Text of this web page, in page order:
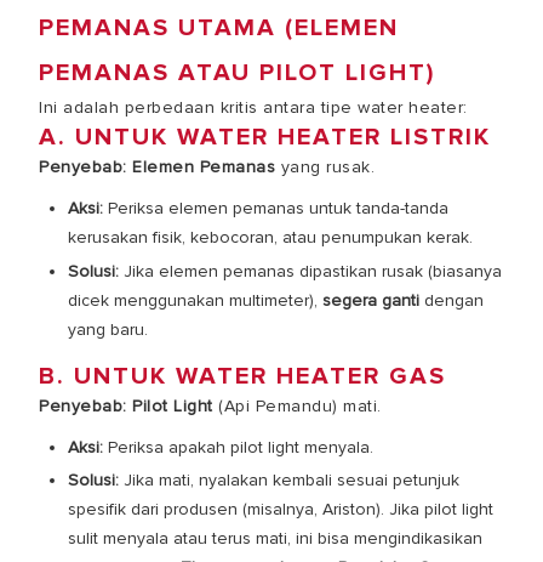
PEMANAS UTAMA (ELEMEN
PEMANAS ATAU PILOT LIGHT)
Ini adalah perbedaan kritis antara tipe water heater:
A. UNTUK WATER HEATER LISTRIK
Penyebab: Elemen Pemanas yang rusak.
Aksi: Periksa elemen pemanas untuk tanda-tanda
kerusakan fisik, kebocoran, atau penumpukan kerak.
Solusi: Jika elemen pemanas dipastikan rusak (biasanya
dicek menggunakan multimeter), segera ganti dengan
yang baru.
B. UNTUK WATER HEATER GAS
Penyebab: Pilot Light (Api Pemandu) mati.
Aksi: Periksa apakah pilot light menyala.
Solusi: Jika mati, nyalakan kembali sesuai petunjuk
spesifik dari produsen (misalnya, Ariston). Jika pilot light
sulit menyala atau terus mati, ini bisa mengindikasikan